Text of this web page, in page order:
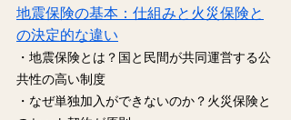
地震保険の基本：仕組みと火災保険と
の決定的な違い
・地震保険とは？国と民間が共同運営する公
共性の高い制度
・なぜ単独加入ができないのか？火災保険と